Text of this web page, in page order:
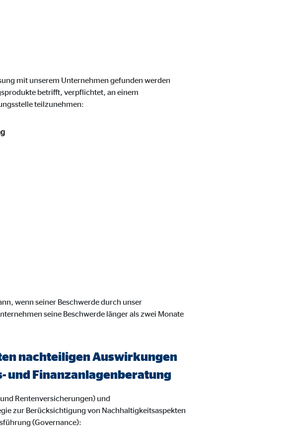
mit unserem Unternehmen gefunden werden
betrifft, verpflichtet, an einem
teilzunehmen:
wenn seiner Beschwerde durch unser
seine Beschwerde länger als zwei Monate
nachteiligen Auswirkungen
und Finanzanlagenberatung
Rentenversicherungen) und
zur Berücksichtigung von Nachhaltigkeitsaspekten
(Governance):
das Akzeptieren von externen Medien